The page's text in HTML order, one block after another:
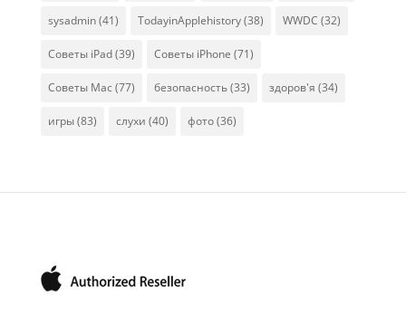
sysadmin(41) TodayinApplehistory(38) WWDC (32)
Советы iPad(39) Советы iPhone (71)
Советы Mac (77) безопасность(33) здоров'я (34)
игры(83) слухи (40) фото(36)